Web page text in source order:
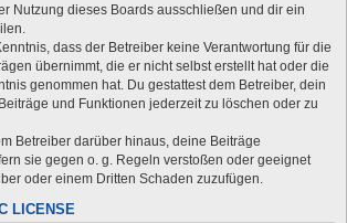
Nutzung dieses Boards ausschließen und dir ein
dass der Betreiber keine Verantwortung für die
übernimmt, die er nicht selbst erstellt hat oder die
genommen hat. Du gestattest dem Betreiber, dein
und Funktionen jederzeit zu löschen oder zu
Betreiber darüber hinaus, deine Beiträge
sie gegen o. g. Regeln verstoßen oder geeignet
oder einem Dritten Schaden zuzufügen.
LICENSE